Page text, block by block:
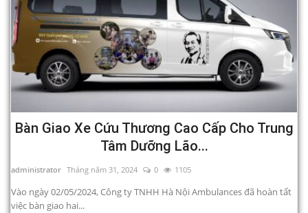
Sản phẩm
Tin tức
Bàn Giao Xe Cứu Thương Cao Cấp Cho Trung
Tâm Dưỡng Lão...
administrator Tháng năm 31, 2024 0 1105
Vào ngày 02/05/2024, Công ty TNHH Hà Nội Ambulances đã hoàn tất
việc bàn giao hai...